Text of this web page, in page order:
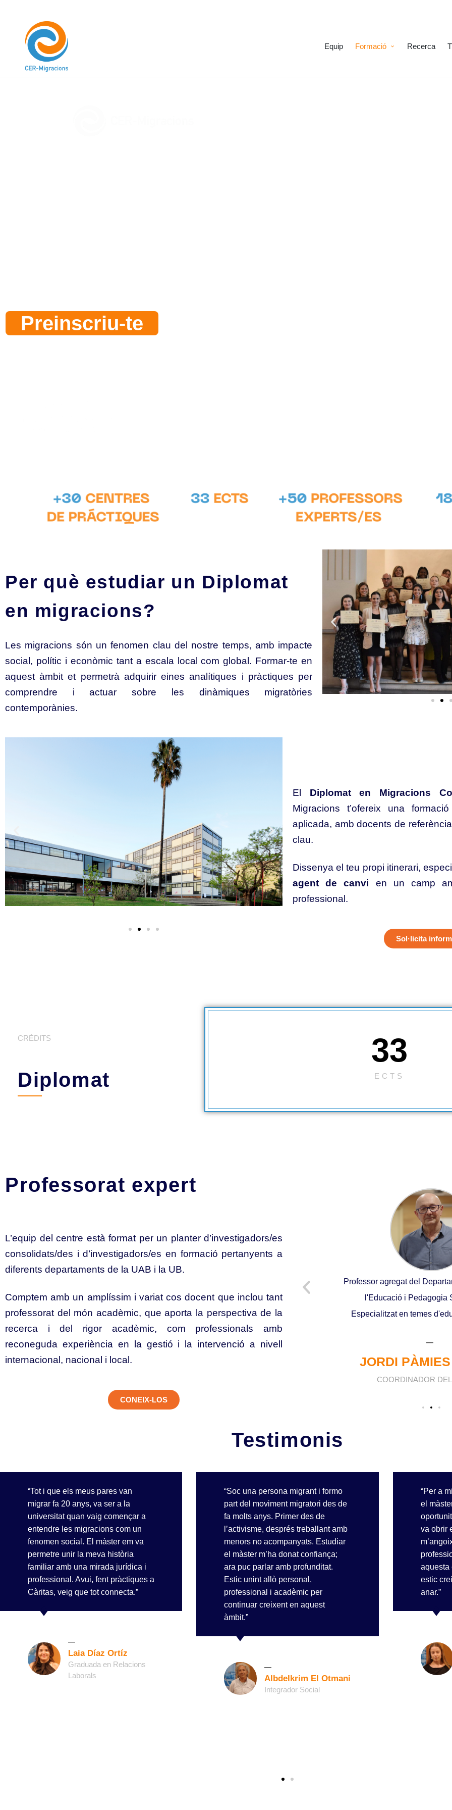
Equip Formació Recerca
Preinscriu-te
Per què estudiar un Diplomat
en migracions?
Les migracions són un fenomen clau del nostre temps, amb impacte
social, polític i econòmic tant a escala local com global. Formar-te en
aquest àmbit et permetrà adquirir eines analítiques i pràctiques per
comprendre i actuar sobre les dinàmiques migratòries
contemporànies.
El Diplomat en Migracions
Migracions t’ofereix una
aplicada, amb docents de
clau.
Dissenya el teu propi itinerari,
agent de canvi en un camp
professional.
Sol·licita
CRÈDITS
Diplomat ECTS
33
Professorat expert
L’equip del centre està format per un planter d’investigadors/es
consolidats/des i d’investigadors/es en formació pertanyents a
diferents departaments de la UAB i la UB.
Comptem amb un amplíssim i variat cos docent que inclou tant
professorat del món acadèmic, que aporta la perspectiva de la
recerca i del rigor acadèmic, com professionals amb
reconeguda experiència en la gestió i la intervenció a nivell
internacional, nacional i local.
CONEIX-LOS
de migrants.
BOZA
DE MÀSTER
Sociologia de la UAB.
ROMINA TAVERNELLI
Professor agregat del
l'Educació i Pedagogia
Especialitzat en temes
JORDI
COORDINADOR
Testimonis
“Tot i que els meus pares van
migrar fa 20 anys, va ser a la
universitat quan vaig començar a
entendre les migracions com un
fenomen social. El màster em va
permetre unir la meva història
familiar amb una mirada jurídica i
professional. Avui, fent pràctiques a
Càritas, veig que tot connecta.”
Laia Díaz Ortíz
Graduada en Relacions
Laborals
“Soc una persona migrant i formo
part del moviment migratori des de
fa molts anys. Primer des de
l’activisme, després treballant amb
menors no acompanyats. Estudiar
el màster m’ha donat confiança;
ara puc parlar amb profunditat.
Estic unint allò personal,
professional i acadèmic per
continuar creixent en aquest
àmbit.”
Albdelkrim El Otmani
Integrador Social
“Per a
el
va obrir
aquesta
estic
anar.”